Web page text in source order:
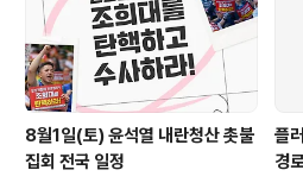
주 큰 의미로 다가오는 나라다. 하지만 ..
8월1일(토) 윤석열 내란청산 촛불
집회 전국 일정
플
경